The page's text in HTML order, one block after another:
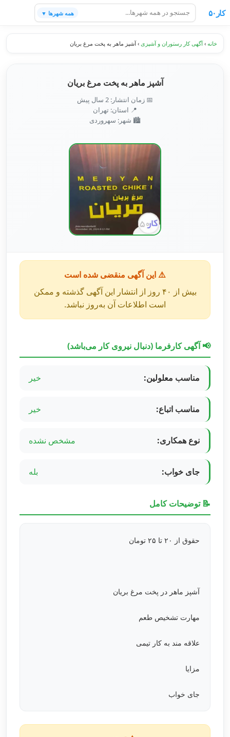
کار۵۰ همه شهرها ▼
خانه ›آگهی کار رستوران و آشپزی ›آشپز ماهر به پخت مرغ بریان
آشپز ماهر به پخت مرغ بریان
📅 زمان انتشار: 2 سال پیش
📍 استان: تهران
🏙️ شهر: سهروردی
⚠️ این آگهی منقضی شده است
بیش از ۴۰ روز از انتشار این آگهی گذشته و ممکن
است اطلاعات آن به‌روز نباشد.
📢 آگهی کارفرما (دنبال نیروی کار می‌باشد)
مناسب معلولین: خیر
مناسب اتباع: خیر
نوع همکاری: مشخص نشده
جای خواب: بله
📝 توضیحات کامل
حقوق از ۲۰ تا ۲۵ تومان
آشپز ماهر در پخت مرغ بریان
مهارت تشخیص طعم
علاقه مند به کار تیمی
مزایا
جای خواب